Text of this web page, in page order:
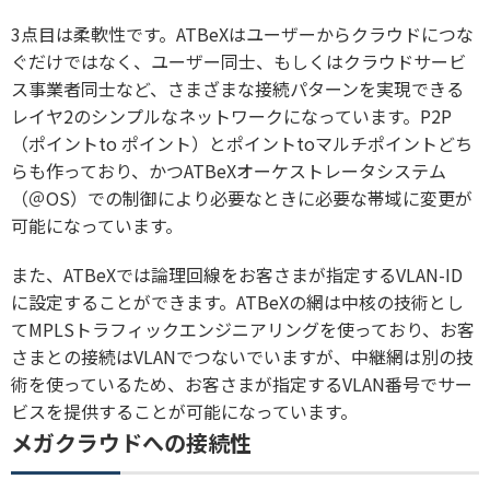
3点目は柔軟性です。ATBeXはユーザーからクラウドにつな
ぐだけではなく、ユーザー同士、もしくはクラウドサービ
ス事業者同士など、さまざまな接続パターンを実現できる
レイヤ2のシンプルなネットワークになっています。P2P
（ポイントto ポイント）とポイントtoマルチポイントどち
らも作っており、かつATBeXオーケストレータシステム
（＠OS）での制御により必要なときに必要な帯域に変更が
可能になっています。
また、ATBeXでは論理回線をお客さまが指定するVLAN-ID
に設定することができます。ATBeXの網は中核の技術とし
てMPLSトラフィックエンジニアリングを使っており、お客
さまとの接続はVLANでつないでいますが、中継網は別の技
術を使っているため、お客さまが指定するVLAN番号でサー
ビスを提供することが可能になっています。
メガクラウドへの接続性